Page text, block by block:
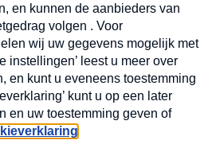
Kwetsbaarheid
X
op de MAX
Elke maandag en